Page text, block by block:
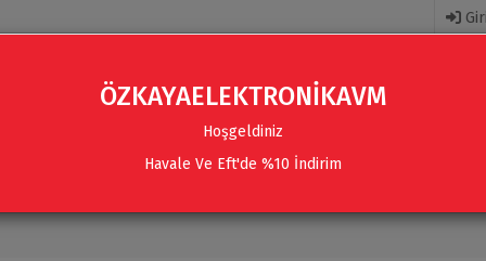
AKSESUARLAR SES SISTEMLERI & AKSESUARLAR
ÖZKAYAELEKTRONİKAVM
Hoşgeldiniz
Havale Ve Eft'de %10 İndirim